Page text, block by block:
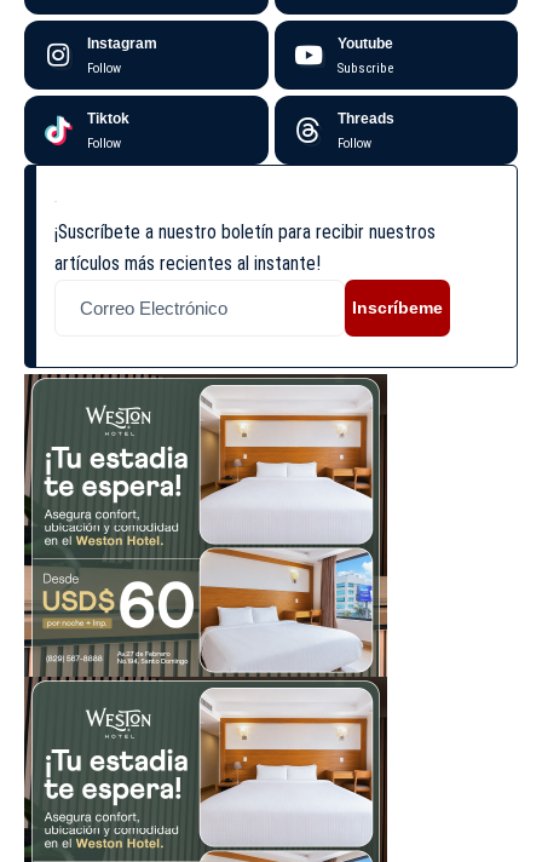
Instagram
Follow
Youtube
Subscribe
Tiktok
Follow
Threads
Follow
¡Suscríbete a nuestro boletín para recibir nuestros
artículos más recientes al instante!
Inscríbeme